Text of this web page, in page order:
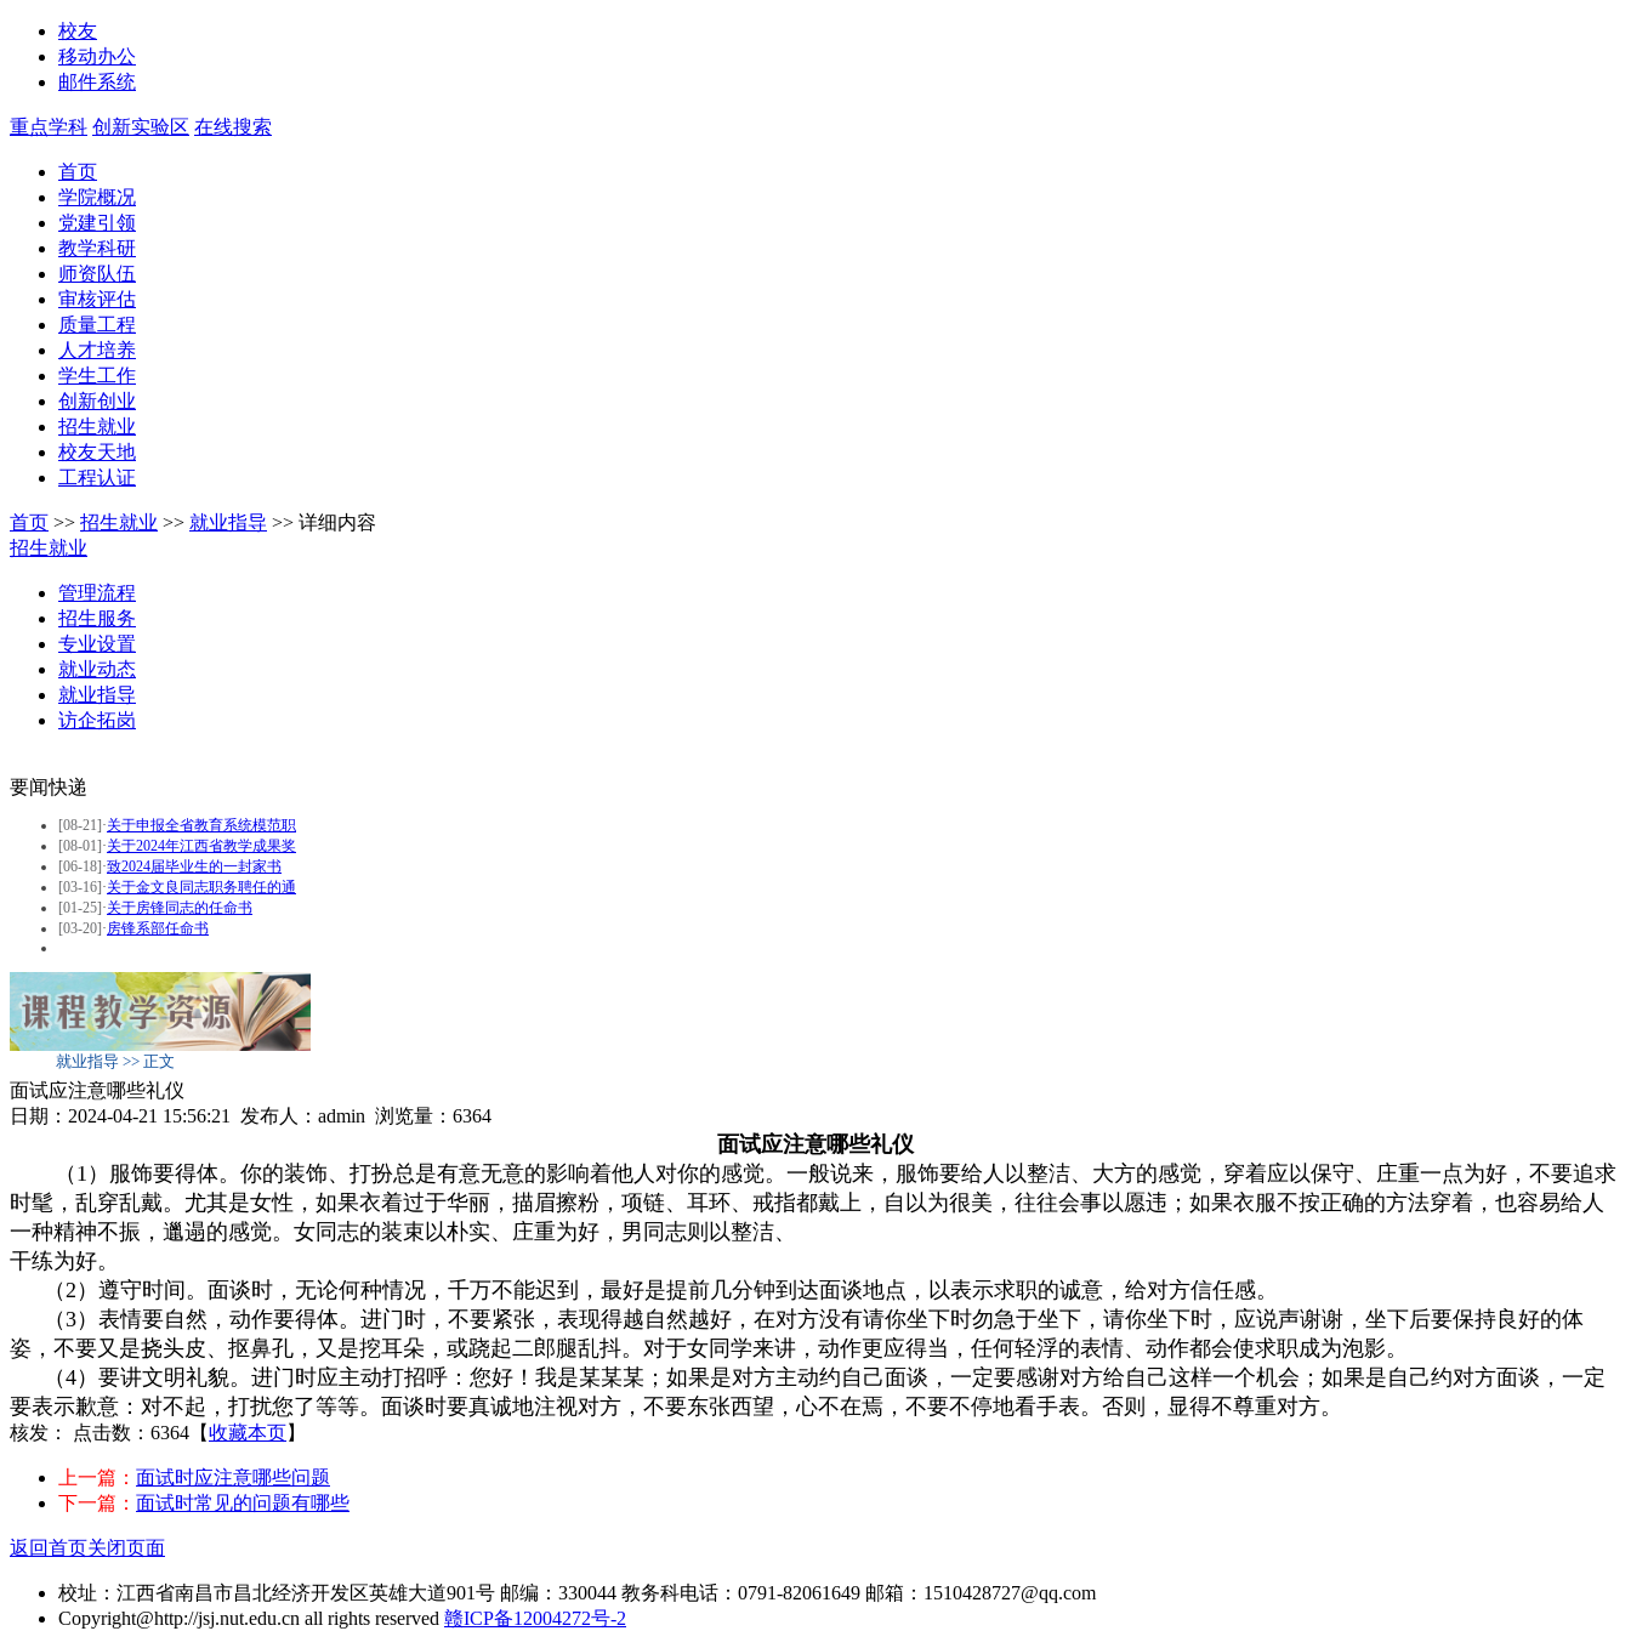
校友
移动办公
邮件系统
重点学科 创新实验区 在线搜索
首页
学院概况
党建引领
教学科研
师资队伍
审核评估
质量工程
人才培养
学生工作
创新创业
招生就业
校友天地
工程认证
首页 >> 招生就业 >> 就业指导 >> 详细内容
招生就业
管理流程
招生服务
专业设置
就业动态
就业指导
访企拓岗
要闻快递
[08-21] ·关于申报全省教育系统模范职
[08-01] ·关于2024年江西省教学成果奖
[06-18] ·致2024届毕业生的一封家书
[03-16] ·关于金文良同志职务聘任的通
[01-25] ·关于房锋同志的任命书
[03-20] ·房锋系部任命书
就业指导 >> 正文
面试应注意哪些礼仪
日期：2024-04-21 15:56:21 发布人：admin 浏览量： 6364
面试应注意哪些礼仪
（ 1）服饰要得体。你的装饰、打扮总是有意无意的影响着他人对你的感觉。一般说来，服饰要给人以整洁、大方的感觉，穿着应以保守、庄重一点为好，不要追求
时髦，乱穿乱戴。尤其是女性，如果衣着过于华丽，描眉擦粉，项链、耳环、戒指都戴上，自以为很美，往往会事以愿违；如果衣服不按正确的方法穿着，也容易给人
一种精神不振，邋遢的感觉。女同志的装束以朴实、庄重为好，男同志则以整洁、
干练为好。
（2）遵守时间。面谈时，无论何种情况，千万不能迟到，最好是提前几分钟到达面谈地点，以表示求职的诚意，给对方信任感。
（3）表情要自然，动作要得体。进门时，不要紧张，表现得越自然越好，在对方没有请你坐下时勿急于坐下，请你坐下时，应说声谢谢，坐下后要保持良好的体
姿，不要又是挠头皮、抠鼻孔，又是挖耳朵，或跷起二郎腿乱抖。对于女同学来讲，动作更应得当，任何轻浮的表情、动作都会使求职成为泡影。
（4）要讲文明礼貌。进门时应主动打招呼：您好！我是某某某；如果是对方主动约自己面谈，一定要感谢对方给自己这样一个机会；如果是自己约对方面谈，一定
要表示歉意：对不起，打扰您了等等。面谈时要真诚地注视对方，不要东张西望，心不在焉，不要不停地看手表。否则，显得不尊重对方。
核发： 点击数：6364 【收藏本页】
上一篇： 面试时应注意哪些问题
下一篇： 面试时常见的问题有哪些
返回首页关闭页面
校址：江西省南昌市昌北经济开发区英雄大道901号 邮编：330044 教务科电话：0791-82061649 邮箱：1510428727@qq.com
Copyright@http://jsj.nut.edu.cn all rights reserved 赣ICP备12004272号-2